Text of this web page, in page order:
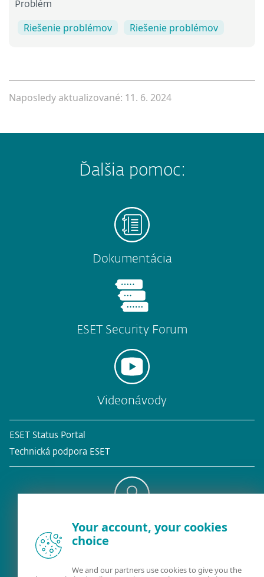
Problém
Riešenie problémov Riešenie problémov
Naposledy aktualizované: 11. 6. 2024
Ďalšia pomoc:
Dokumentácia
ESET Security Forum
Videonávody
ESET Status Portal
Technická podpora ESET
Existujúci zákazník?
Your account, your cookies
choice
We and our partners use cookies to give you the